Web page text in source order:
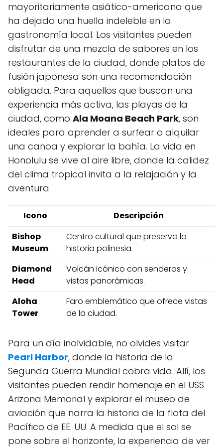
mayoritariamente asiático-americana que
ha⁤ dejado una‌ huella indeleble en la
‌gastronomía local.‌ Los visitantes pueden
disfrutar de una mezcla ⁢de sabores‍ en los
restaurantes de la ‍ciudad, donde platos ⁤de​
fusión japonesa son⁤ una recomendación
obligada. Para​ aquellos ⁣que buscan una
experiencia⁢ más⁣ activa, las playas de ⁣la
ciudad, como Ala Moana Beach Park, son​
ideales para aprender a surfear o alquilar
una canoa y explorar la bahía.​ La vida en
Honolulu se vive al aire libre, donde la calidez
del clima tropical invita a la relajación y la​
aventura.
Icono
Descripción
Bishop
Museum
Centro‍ cultural que ‍preserva la
historia polinesia.
Diamond
Head
Volcán ⁤icónico con senderos y⁢
vistas panorámicas.
Aloha​
Tower
Faro⁢ emblemático⁢ que ‍ofrece vistas
de la ciudad.
Para un ⁣día inolvidable, no olvides visitar
Pearl Harbor, donde la historia de la
Segunda Guerra Mundial cobra ⁤vida. Allí,​ los
visitantes pueden rendir homenaje en el USS ​
Arizona Memorial ‌y‍ explorar el museo‌ de
aviación que narra la historia de⁢ la flota del
Pacífico‍ de EE. UU. A ​medida que el sol se
pone sobre el horizonte,‌ la experiencia de ver